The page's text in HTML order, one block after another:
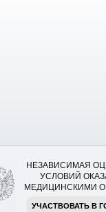
НЕЗАВИСИМАЯ
УСЛОВИЙ
МЕДИЦИНСКИМИ
УЧАСТВОВАТЬ В